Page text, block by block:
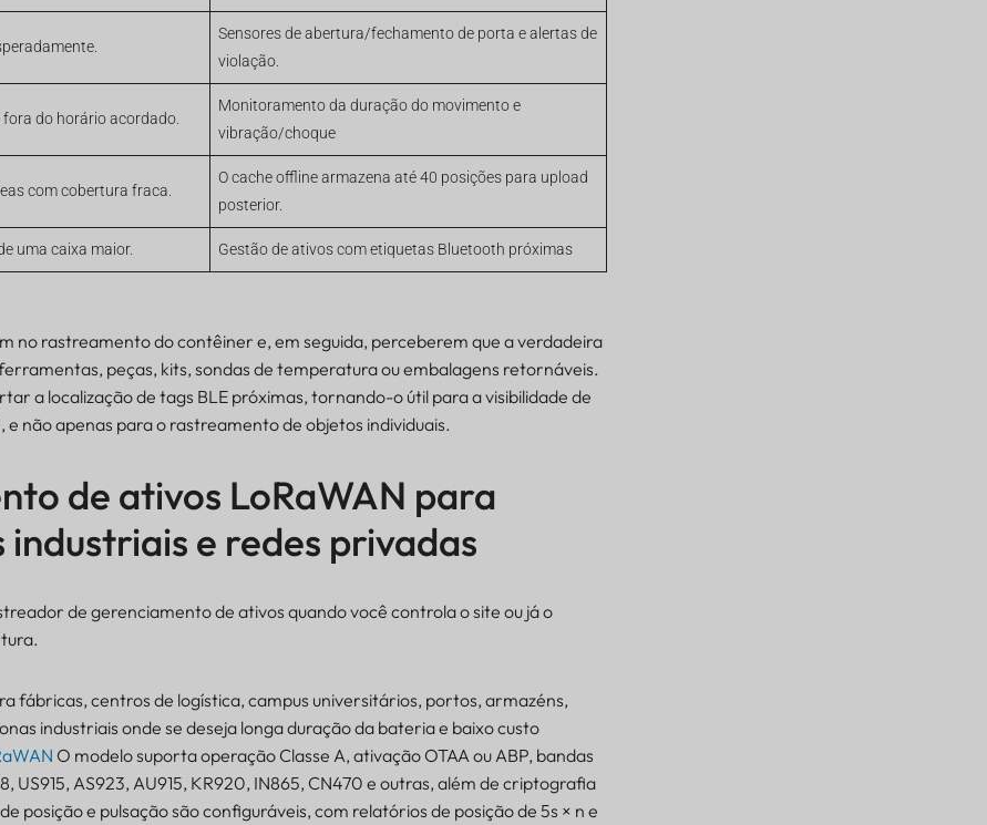
Sensores de abertura/fechamento de porta e alertas de
violação.
do horário acordado.
Monitoramento da duração do movimento e
vibração/choque
com cobertura fraca.
O cache offline armazena até 40 posições para upload
posterior.
uma caixa maior. Gestão de ativos com etiquetas Bluetooth próximas
no rastreamento do contêiner e, em seguida, perceberem que a verdadeira
peças, kits, sondas de temperatura ou embalagens retornáveis.
a localização de tags BLE próximas, tornando-o útil para a visibilidade de
e não apenas para o rastreamento de objetos individuais.
de ativos LoRaWAN para
industriais e redes privadas
de gerenciamento de ativos quando você controla o site ou já o
fábricas, centros de logística, campus universitários, portos, armazéns,
industriais onde se deseja longa duração da bateria e baixo custo
O modelo suporta operação Classe A, ativação OTAA ou ABP, bandas
US915, AS923, AU915, KR920, IN865, CN470 e outras, além de criptografia
posição e pulsação são configuráveis, com relatórios de posição de 5s × n e